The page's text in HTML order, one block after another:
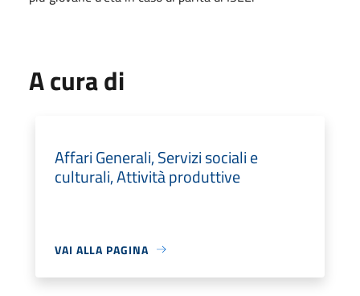
A cura di
Affari Generali, Servizi sociali e
culturali, Attività produttive
VAI ALLA PAGINA